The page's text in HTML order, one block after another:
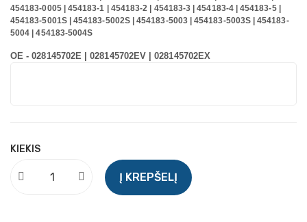
454183-0005 | 454183-1 | 454183-2 | 454183-3 | 454183-4 | 454183-5 |
454183-5001S | 454183-5002S | 454183-5003 | 454183-5003S | 454183-
5004 | 454183-5004S
OE - 028145702E | 028145702EV | 028145702EX
KIEKIS
Į KREPŠELĮ